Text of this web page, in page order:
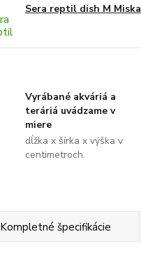
Sera reptil dish M Miska
Vyrábané akváriá a
teráriá uvádzame v
miere
dĺžka x šírka x výška v
centimetroch.
Kompletné špecifikácie